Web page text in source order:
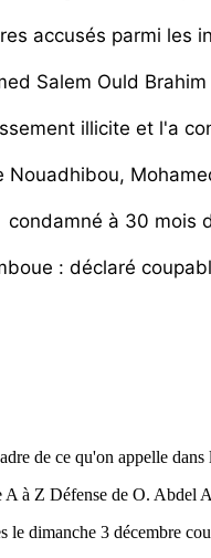
accusés parmi les
Salem Ould Brahim
illicite et l'a
à 30
: déclaré
de ce qu'on appelle
le dimanche 3 décembre